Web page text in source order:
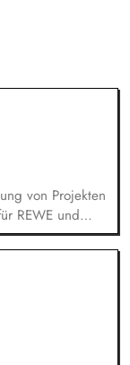
von Projekten
REWE und
Du arbeitest
zu
Ideen in die
ein. Du
und
Aufgaben im